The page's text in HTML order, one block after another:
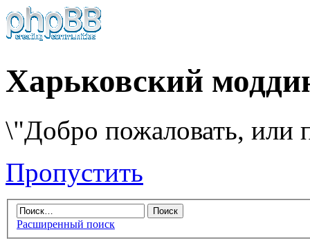
Харьковский
\"Добро пожаловать, или
Пропустить
Расширенный поиск